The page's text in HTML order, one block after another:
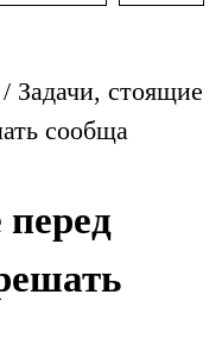
/ Задачи, стоящие
сообща